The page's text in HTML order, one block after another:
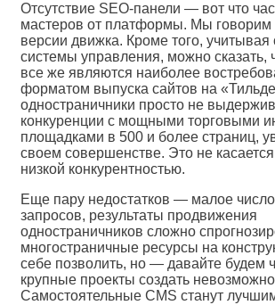
Отсутствие SEO-панели — вот что
мастеров от платформы. Мы говорим
версии движка. Кроме того,
системы управления, можно сказать,
все же являются наиболее
форматом выпуска сайтов на
одностраничники просто не
конкуренции с мощными торговыми
площадками в 500 и более страниц,
своем совершенстве. Это не
низкой конкурентностью.
Еще пару недостатков — малое
запросов, результаты продвижения
одностраничников сложно
многостраничные ресурсы на
себе позволить, но — давайте будем
крупные проекты создать
Самостоятельные CMS станут